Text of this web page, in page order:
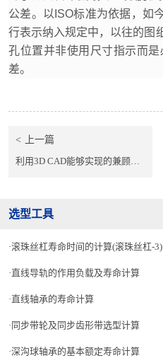
公差。以ISO标准为依据，如
行表示纳入规定中，以往的图
孔位置并非使用尺寸指示而是
差。
上一篇
利用3D CAD能够实现的兼顾强度的机械设计
选型工具
滚珠丝杠寿命时间的计算(滚珠丝杠-3)
直线导轨的作用负载及寿命计算
直线轴承的寿命计算
同步带轮及同步齿形带选型计算
深沟球轴承的基本额定寿命计算